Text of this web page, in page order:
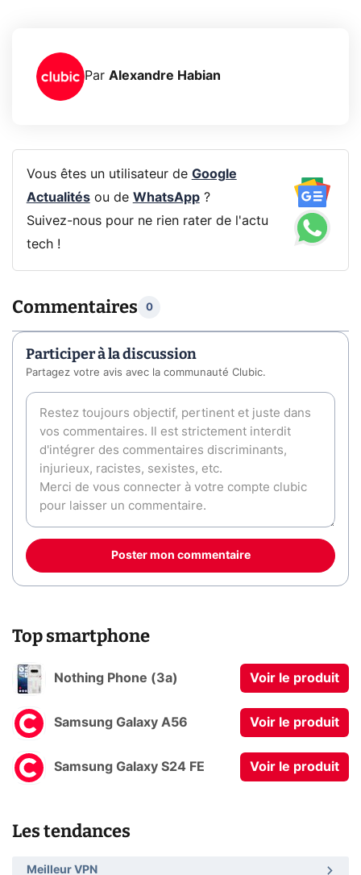
Par Alexandre Habian
Vous êtes un utilisateur de Google
Actualitésou de WhatsApp?
Suivez-nous pour ne rien rater de l'actu
tech !
Commentaires 0
Participer à la discussion
Partagez votre avis avec la communauté Clubic.
Poster mon commentaire
Top smartphone
Nothing Phone (3a) Voir le produit
Samsung Galaxy A56 Voir le produit
Samsung Galaxy S24 FE Voir le produit
Les tendances
Meilleur VPN